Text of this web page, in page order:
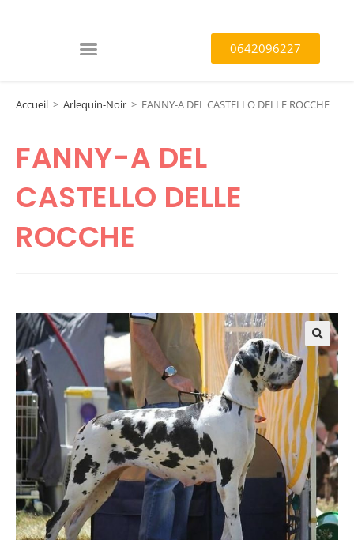
0642096227
Accueil > Arlequin-Noir > FANNY-A DEL CASTELLO DELLE ROCCHE
FANNY-A DEL
CASTELLO DELLE
ROCCHE
🔍